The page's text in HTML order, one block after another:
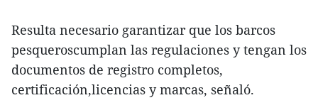
Resulta necesario garantizar que los barcos
pesqueroscumplan las regulaciones y tengan los
documentos de registro completos,
certificación,licencias y marcas, señaló.